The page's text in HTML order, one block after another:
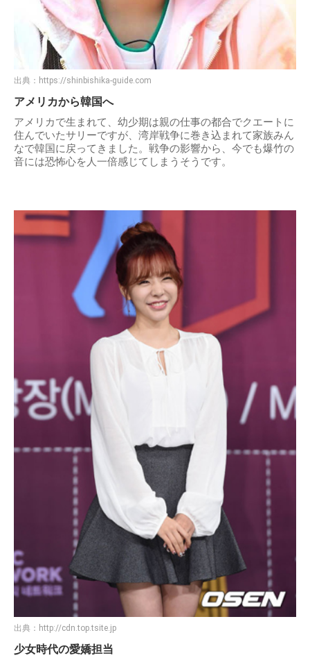
出典： https://shinbishika-guide.com
アメリカから韓国へ
アメリカで生まれて、幼少期は親の仕事の都合でクエートに
住んでいたサリーですが、湾岸戦争に巻き込まれて家族みん
なで韓国に戻ってきました。戦争の影響から、今でも爆竹の
音には恐怖心を人一倍感じてしまうそうです。
出典： http://cdn.top.tsite.jp
少女時代の愛嬌担当